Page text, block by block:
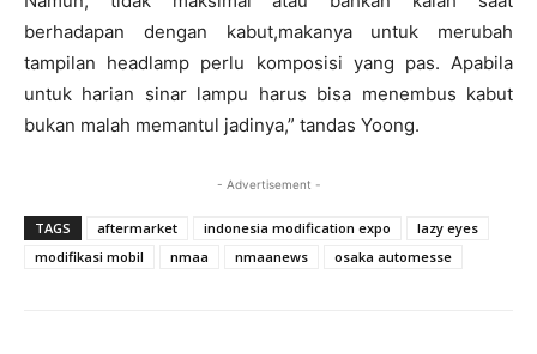
berhadapan dengan kabut,makanya untuk merubah
tampilan headlamp perlu komposisi yang pas. Apabila
untuk harian sinar lampu harus bisa menembus kabut
bukan malah memantul jadinya,” tandas Yoong.
- Advertisement -
TAGS aftermarket indonesia modification expo
lazy eyes
modifikasi mobil
nmaa nmaanews osaka automesse